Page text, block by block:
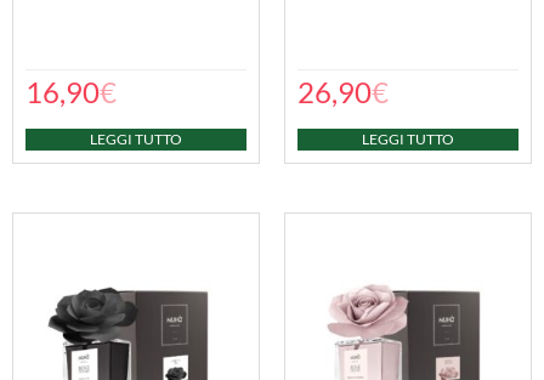
16,90€
LEGGI TUTTO
26,90€
LEGGI TUTTO